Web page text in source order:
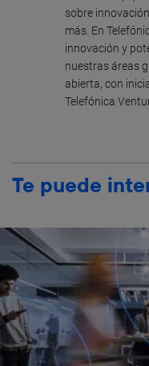
sobre
más. En
innovación y
nuestras áreas
abierta, con
Telefónica
Te puede